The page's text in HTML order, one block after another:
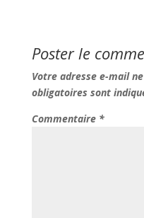
Poster le
Votre adresse e-mail
obligatoires sont
Commentaire *